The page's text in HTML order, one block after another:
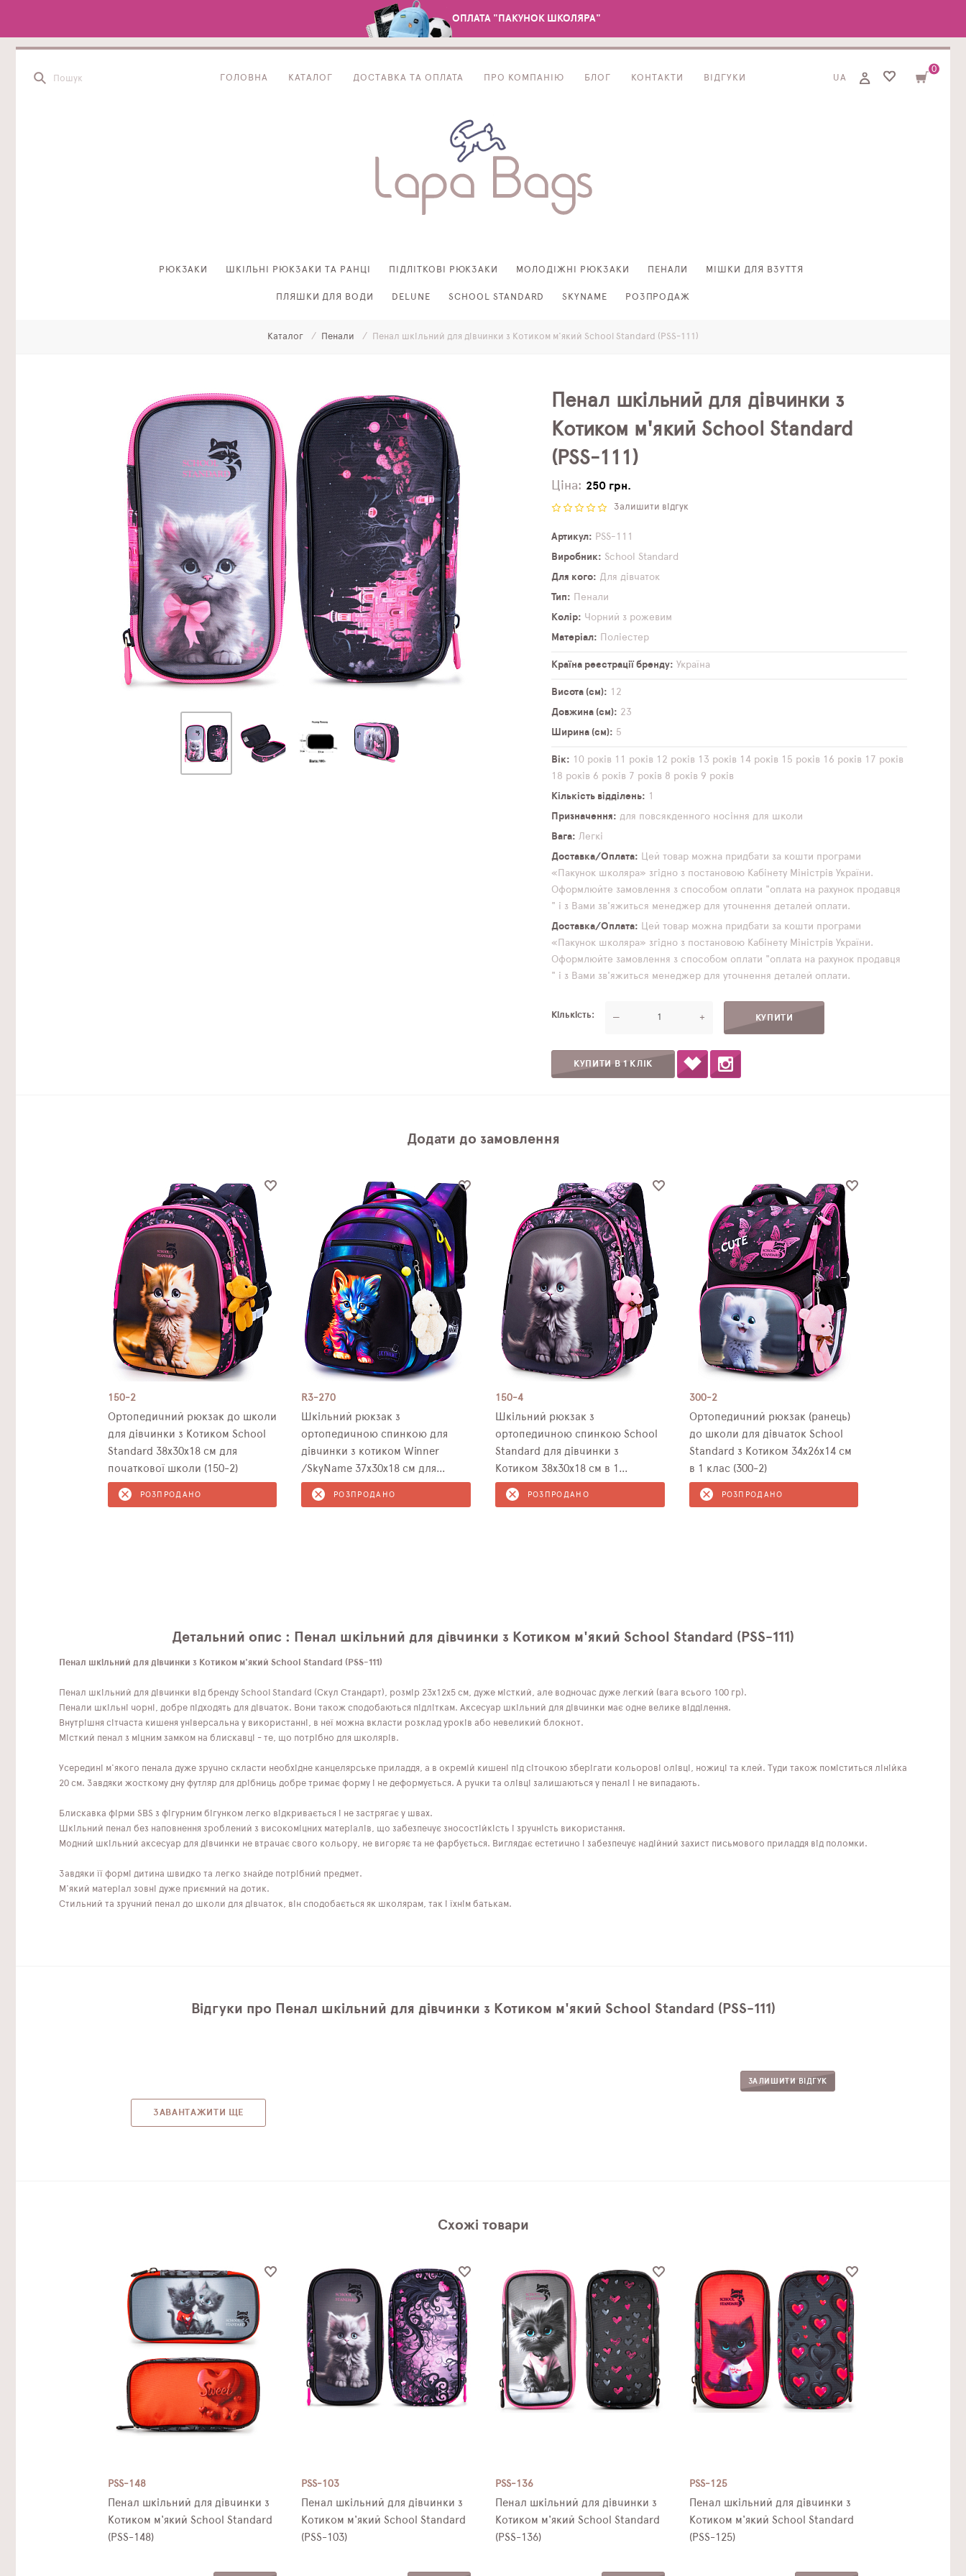
ОПЛАТА "ПАКУНОК ШКОЛЯРА"
ГОЛОВНА КАТАЛОГ ДОСТАВКА ТА ОПЛАТА ПРО КОМПАНІЮ БЛОГ КОНТАКТИ ВІДГУКИ UA
0
РЮКЗАКИ ШКІЛЬНІ РЮКЗАКИ ТА РАНЦІ ПІДЛІТКОВІ РЮКЗАКИ МОЛОДІЖНІ РЮКЗАКИ ПЕНАЛИ МІШКИ ДЛЯ ВЗУТТЯ
ПЛЯШКИ ДЛЯ ВОДИ DELUNE SCHOOL STANDARD SKYNAME РОЗПРОДАЖ
Каталог Пенали Пенал шкільний для дівчинки з Котиком м'який School Standard (PSS-111)
Пенал шкільний для дівчинки з
Котиком м'який School Standard
(PSS-111)
Ціна: 250 грн.
Залишити відгук
Артикул
PSS-111
Виробник
School Standard
Для кого
Для дівчаток
Тип
Пенали
Колір
Чорний з рожевим
Матеріал
Поліестер
Країна реєстрації бренду Україна
Висота (см)
12
Довжина (см)
23
Ширина (см)
5
Вік 10 років 11 років 12 років 13 років 14 років 15 років 16 років 17 років
18 років 6 років 7 років 8 років 9 років
Кількість відділень
1
Призначення
для повсякденного носіння для школи
Вага
Легкі
Доставка/Оплата
Цей товар можна придбати за кошти програми
«Пакунок школяра» згідно з постановою Кабінету Міністрів України.
Оформлюйте замовлення з способом оплати "оплата на рахунок продавця
" і з Вами зв'яжиться менеджер для уточнення деталей оплати.
Доставка/Оплата
Цей товар можна придбати за кошти програми
«Пакунок школяра» згідно з постановою Кабінету Міністрів України.
Оформлюйте замовлення з способом оплати "оплата на рахунок продавця
" і з Вами зв'яжиться менеджер для уточнення деталей оплати.
Кількість — +
КУПИТИ В 1 КЛІК
Додати до замовлення
150-2
Ортопедичний рюкзак до школи
для дівчинки з Котиком School
Standard 38х30х18 см для
початкової школи (150-2)
РОЗПРОДАНО
R3-270
Шкільний рюкзак з
ортопедичною спинкою для
дівчинки з котиком Winner
/SkyName 37х30х18 см для
молодших класів (R3-270)
РОЗПРОДАНО
150-4
Шкільний рюкзак з
ортопедичною спинкою School
Standard для дівчинки з
Котиком 38х30х18 см в 1
клас(150-4)
РОЗПРОДАНО
300-2
Ортопедичний рюкзак (ранець)
до школи для дівчаток School
Standard з Котиком 34х26х14 см
в 1 клас (300-2)
РОЗПРОДАНО
Детальний опис : Пенал шкільний для дівчинки з Котиком м'який School Standard (PSS-111)
Пенал шкільний для дівчинки з Котиком м'який School Standard (PSS-111)
Пенал шкільний для дівчинки від бренду School Standard (Скул Стандарт), розмір 23х12х5 см, дуже місткий, але водночас дуже легкий (вага всього 100 гр).
Пенали шкільні чорні, добре підходять для дівчаток. Вони також сподобаються підліткам. Аксесуар шкільний для дівчинки має одне велике відділення.
Внутрішня сітчаста кишеня універсальна у використанні, в неї можна вкласти розклад уроків або невеликий блокнот.
Місткий пенал з міцним замком на блискавці - те, що потрібно для школярів.
Усередині м'якого пенала дуже зручно скласти необхідне канцелярське приладдя, а в окремій кишені під сіточкою зберігати кольорові олівці, ножиці та клей. Туди також поміститься лінійка
20 см. Завдяки жосткому дну футляр для дрібниць добре тримає форму і не деформується. А ручки та олівці залишаються у пеналі і не випадають.
Блискавка фірми SBS з фігурним бігунком легко відкривається і не застрягає у швах.
Шкільний пенал без наповнення зроблений з високоміцних матеріалів, що забезпечує зносостійкість і зручність використання.
Модний шкільний аксесуар для дівчинки не втрачає свого кольору, не вигоряє та не фарбується. Виглядає естетично і забезпечує надійний захист письмового приладдя від поломки.
Завдяки її формі дитина швидко та легко знайде потрібний предмет.
М'який матеріал зовні дуже приємний на дотик.
Стильний та зручний пенал до школи для дівчаток, він сподобається як школярам, ​​так і їхнім батькам.
Відгуки про Пенал шкільний для дівчинки з Котиком м'який School Standard (PSS-111)
ЗАЛИШИТИ ВІДГУК
ЗАВАНТАЖИТИ ЩЕ
Схожі товари
PSS-148
Пенал шкільний для дівчинки з
Котиком м'який School Standard
(PSS-148)
PSS-103
Пенал шкільний для дівчинки з
Котиком м'який School Standard
(PSS-103)
PSS-136
Пенал шкільний для дівчинки з
Котиком м'який School Standard
(PSS-136)
PSS-125
Пенал шкільний для дівчинки з
Котиком м'який School Standard
(PSS-125)